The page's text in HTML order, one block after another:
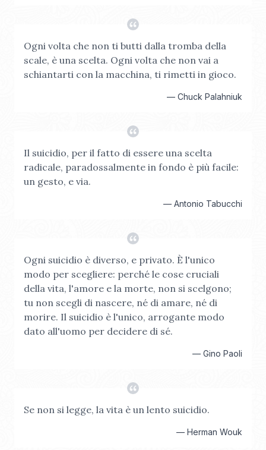
Ogni volta che non ti butti dalla tromba della
scale, è una scelta. Ogni volta che non vai a
schiantarti con la macchina, ti rimetti in gioco.
— Chuck Palahniuk
Il suicidio, per il fatto di essere una scelta
radicale, paradossalmente in fondo è più facile:
un gesto, e via.
— Antonio Tabucchi
Ogni suicidio è diverso, e privato. È l'unico
modo per scegliere: perché le cose cruciali
della vita, l'amore e la morte, non si scelgono;
tu non scegli di nascere, né di amare, né di
morire. Il suicidio è l'unico, arrogante modo
dato all'uomo per decidere di sé.
— Gino Paoli
Se non si legge, la vita è un lento suicidio.
— Herman Wouk